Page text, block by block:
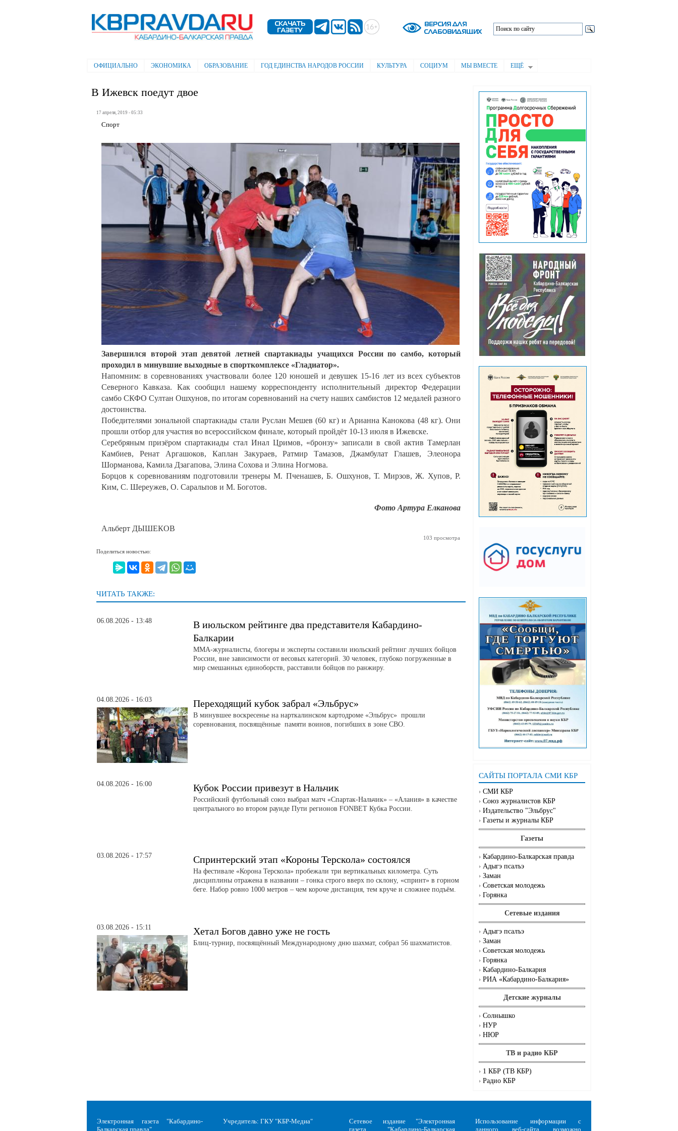
содержанию
Электронная газета "Кабардино-
Балкарская правда"
Главное меню
ОФИЦИАЛЬНО ЭКОНОМИКА ОБРАЗОВАНИЕ ГОД ЕДИНСТВА НАРОДОВ РОССИИ КУЛЬТУРА СОЦИУМ МЫ ВМЕСТЕ ЕЩЁ
САЙТЫ ПОРТАЛА СМИ КБР
СМИ КБР
Союз журналистов КБР
Издательство "Эльбрус"
Газеты и журналы КБР
Газеты
Кабардино-Балкарская правда
Адыгэ псалъэ
Заман
Советская молодежь
Горянка
Сетевые издания
Адыгэ псалъэ
Заман
Советская молодежь
Горянка
Кабардино-Балкария
РИА «Кабардино-Балкария»
Детские журналы
Солнышко
НУР
НЮР
ТВ и радио КБР
1 КБР (ТВ КБР)
Радио КБР
В Ижевск поедут двое
17 апреля, 2019 - 05:33
Спорт
Завершился второй этап девятой летней спартакиады учащихся России по самбо, который
проходил в минувшие выходные в спорткомплексе «Гладиатор».
Напомним: в соревнованиях участвовали более 120 юношей и девушек 15-16 лет из всех субъектов
Северного Кавказа. Как сообщил нашему корреспонденту исполнительный директор Федерации
самбо СКФО Султан Ошхунов, по итогам соревнований на счету наших самбистов 12 медалей разного
достоинства.
Победителями зональной спартакиады стали Руслан Мешев (60 кг) и Арианна Канокова (48 кг). Они
прошли отбор для участия во всероссийском финале, который пройдёт 10-13 июля в Ижевске.
Серебряным призёром спартакиады стал Инал Цримов, «бронзу» записали в свой актив Тамерлан
Камбиев, Ренат Аргашоков, Каплан Закураев, Ратмир Тамазов, Джамбулат Глашев, Элеонора
Шорманова, Камила Дзагапова, Элина Сохова и Элина Ногмова.
Борцов к соревнованиям подготовили тренеры М. Пченашев, Б. Ошхунов, Т. Мирзов, Ж. Хупов, Р.
Ким, С. Шереужев, О. Саральпов и М. Боготов.
Фото Артура Елканова
Альберт ДЫШЕКОВ
103 просмотра
Поделиться новостью:
ЧИТАТЬ ТАКЖЕ:
06.08.2026 - 13:48
В июльском рейтинге два представителя Кабардино-
Балкарии
ММА-журналисты, блогеры и эксперты составили июльский рейтинг лучших бойцов
России, вне зависимости от весовых категорий. 30 человек, глубоко погруженные в
мир смешанных единоборств, расставили бойцов по ранжиру.
04.08.2026 - 16:03 Переходящий кубок забрал «Эльбрус»
В минувшее воскресенье на нарткалинском картодроме «Эльбрус» прошли
соревнования, посвящённые памяти воинов, погибших в зоне СВО.
04.08.2026 - 16:00 Кубок России привезут в Нальчик
Российский футбольный союз выбрал матч «Спартак-Нальчик» – «Алания» в качестве
центрального во втором раунде Пути регионов FONBET Кубка России.
03.08.2026 - 17:57 Спринтерский этап «Короны Терскола» состоялся
На фестивале «Корона Терскола» пробежали три вертикальных километра. Суть
дисциплины отражена в названии – гонка строго вверх по склону, «спринт» в горном
беге. Набор ровно 1000 метров – чем короче дистанция, тем круче и сложнее подъём.
03.08.2026 - 15:11 Хетал Богов давно уже не гость
Блиц-турнир, посвящённый Международному дню шахмат, собрал 56 шахматистов.
Электронная газета "Кабардино-
Балкарская правда"
Учредитель: ГКУ "КБР-Медиа"
Сетевое издание "Электронная
газета "Кабардино-Балкарская
Использование информации с
данного веб-сайта возможно